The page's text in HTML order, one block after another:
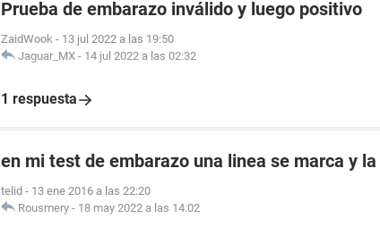
Prueba de embarazo inválido y luego positivo
ZaidWook - 13 jul 2022 a las 19:50
Jaguar_MX - 14 jul 2022 a las 02:32
1 respuesta
en mi test de embarazo una linea se marca y
telid - 13 ene 2016 a las 22:20
Rousmery - 18 may 2022 a las 14:02